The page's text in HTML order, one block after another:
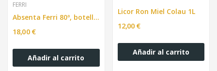
FERRI
Absenta Ferri 80º, botella 700 ml.
18,00 €
Añadir al carrito
Licor Ron Miel Colau 1L
12,00 €
Añadir al carrito